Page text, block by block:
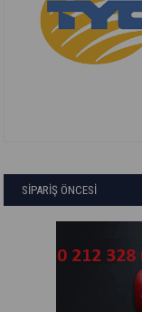
SİPARİŞ ÖNCESİ